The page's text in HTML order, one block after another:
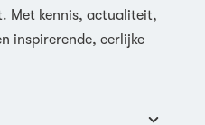
Met kennis, actualiteit,
inspirerende, eerlijke